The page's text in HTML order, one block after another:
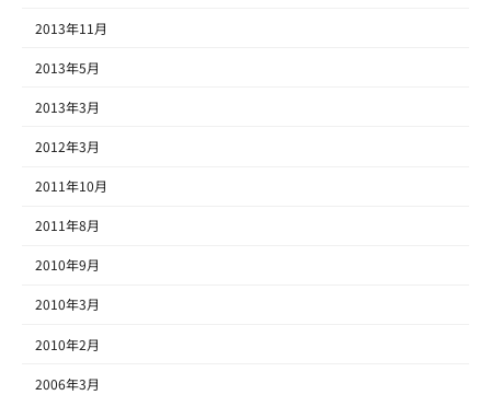
2013年11月
2013年5月
2013年3月
2012年3月
2011年10月
2011年8月
2010年9月
2010年3月
2010年2月
2006年3月